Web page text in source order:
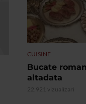
CUISINE
Bucate
altadata
22.921 vizualizari